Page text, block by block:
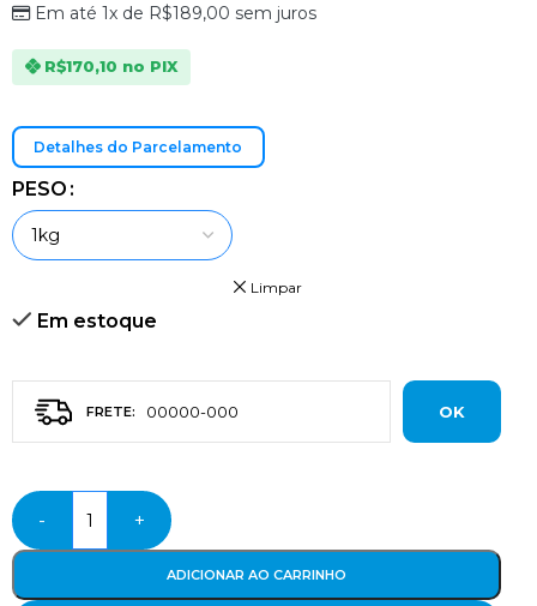
Em até 1x de R$189,00 sem juros
R$170,10 no PIX
Detalhes do Parcelamento
PESO
Limpar
Em estoque
OK
- +
ADICIONAR AO CARRINHO